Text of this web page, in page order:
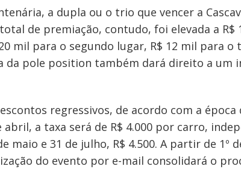
a dupla ou o trio que vencer a
de premiação, contudo, foi elevada a
mil para o segundo lugar, R$ 12 mil para
da pole position também dará direito a um
regressivos, de acordo com a época
a taxa será de R$ 4.000 por carro,
e 31 de julho, R$ 4.500. A partir de 1º
do evento por e-mail consolidará o